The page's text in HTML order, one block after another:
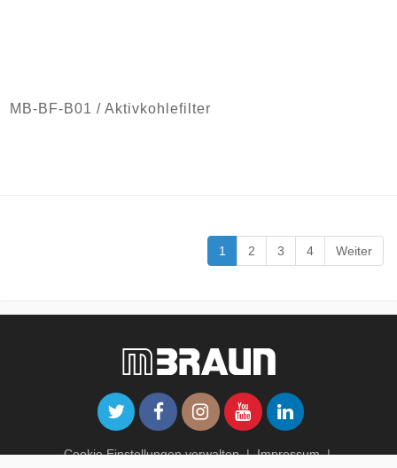
MB-BF-B01 / Aktivkohlefilter
1 2 3 4 Weiter
Cookie Einstellungen verwalten|Impressum|